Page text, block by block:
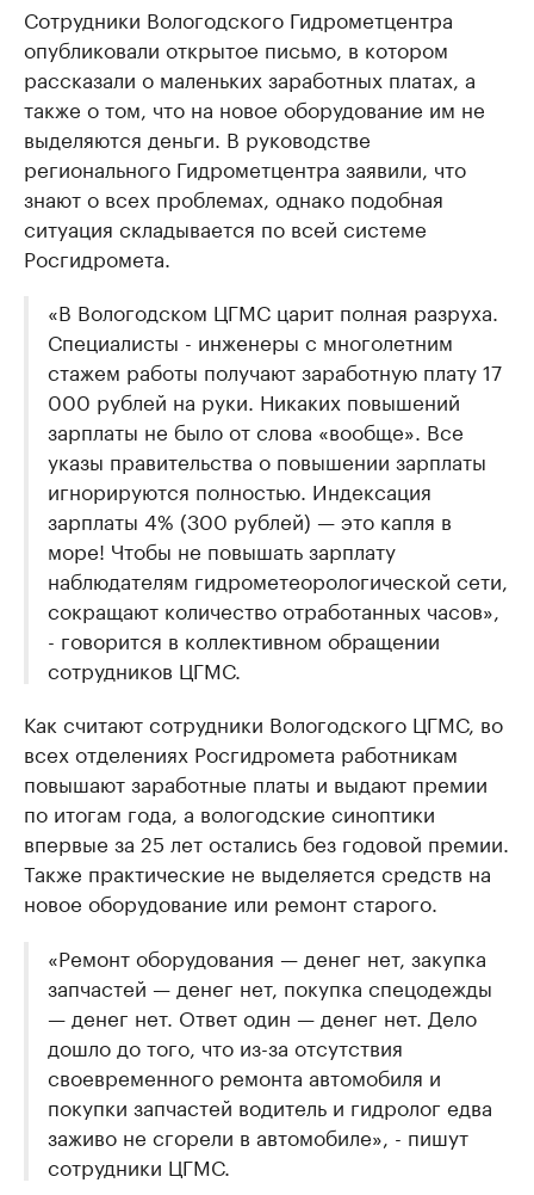
Сотрудники Вологодского Гидрометцентра
опубликовали открытое письмо, в котором
рассказали о маленьких заработных платах, а
также о том, что на новое оборудование им не
выделяются деньги. В руководстве
регионального Гидрометцентра заявили, что
знают о всех проблемах, однако подобная
ситуация складывается по всей системе
Росгидромета.
«В Вологодском ЦГМС царит полная разруха.
Специалисты - инженеры с многолетним
стажем работы получают заработную плату 17
000 рублей на руки. Никаких повышений
зарплаты не было от слова «вообще». Все
указы правительства о повышении зарплаты
игнорируются полностью. Индексация
зарплаты 4% (300 рублей) — это капля в
море! Чтобы не повышать зарплату
наблюдателям гидрометеорологической сети,
сокращают количество отработанных часов»,
- говорится в коллективном обращении
сотрудников ЦГМС.
Как считают сотрудники Вологодского ЦГМС, во
всех отделениях Росгидромета работникам
повышают заработные платы и выдают премии
по итогам года, а вологодские синоптики
впервые за 25 лет остались без годовой премии.
Также практические не выделяется средств на
новое оборудование или ремонт старого.
«Ремонт оборудования — денег нет, закупка
запчастей — денег нет, покупка спецодежды
— денег нет. Ответ один — денег нет. Дело
дошло до того, что из-за отсутствия
своевременного ремонта автомобиля и
покупки запчастей водитель и гидролог едва
заживо не сгорели в автомобиле», - пишут
сотрудники ЦГМС.